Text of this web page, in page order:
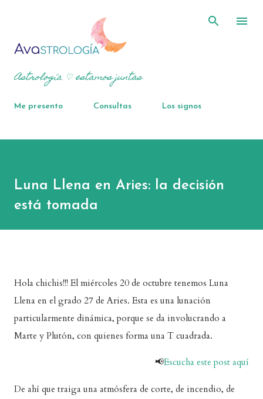
Astrología ♡ estamos juntas
Me presento Consultas Los signos
Luna Llena en Aries: la decisión
está tomada
Hola chichis!!! El miércoles 20 de octubre tenemos Luna
Llena en el grado 27 de Aries. Esta es una lunación
particularmente dinámica, porque se da involucrando a
Marte y Plutón, con quienes forma una T cuadrada.
📢Escucha este post aquí
De ahí que traiga una atmósfera de corte, de incendio, de